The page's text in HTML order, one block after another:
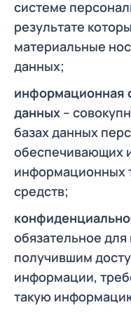
системе
результате
материальные
данных;
информационная
данных –
базах данных
обеспечивающих
информационных
средств;
обязательное
получившим
информации,
такую